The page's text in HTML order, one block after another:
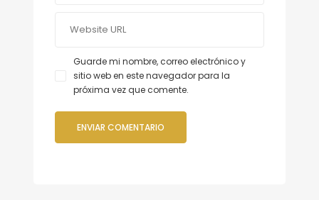
Guarde mi nombre, correo electrónico y
sitio web en este navegador para la
próxima vez que comente.